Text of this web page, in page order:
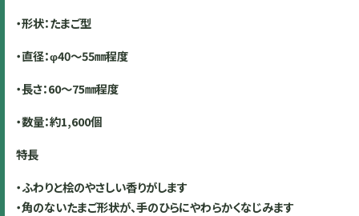
・形状：たまご型
・直径：φ40～55㎜程度
・長さ：60～75㎜程度
・数量：約1,600個
特長
・ふわりと桧のやさしい香りがします
・角のないたまご形状が、手のひらにやわらかくなじみます